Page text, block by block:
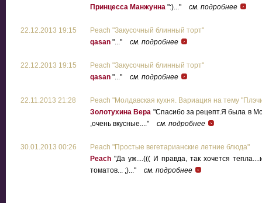
Принцесса Манжунна ":)..." см. подробнее
22.12.2013 19:15
Peach "Закусочный блинный торт"
qasan "..." см. подробнее
22.12.2013 19:15
Peach "Закусочный блинный торт"
qasan "..." см. подробнее
22.11.2013 21:28
Peach "Молдавская кухня. Вариация на тему
Золотухина Вера "Спасибо за рецепт.Я была в
,очень вкусные...."
см. подробнее
30.01.2013 00:26
Peach "Простые вегетарианские летние блюда"
Peach "Да уж....((( И правда, так хочется
томатов... ;)..."
см. подробнее